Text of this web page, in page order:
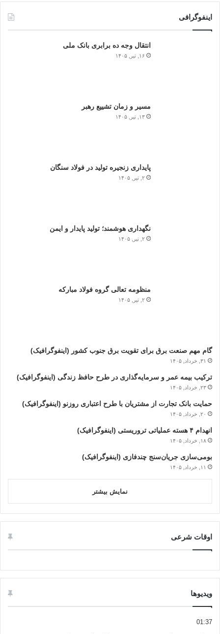
اینفوگرافی
انتقال وجه ده برابری بانک ملی
۱۶, تیر, ۱۴۰۵
مسیر و زمان تشییع رهبر
۱۳, تیر, ۱۴۰۵
پایداری زنجیره تولید در فولاد سنگان
۲, تیر, ۱۴۰۵
نگهداری هوشمند؛ تولید پایدار و ایمن
۲, تیر, ۱۴۰۵
منظومه تعالی گروه فولاد مبارکه
۲, تیر, ۱۴۰۵
گام مهم صنعت برق برای تقویت برق جنوب کشور (اینفوگرافیک)
۳۱, خرداد, ۱۴۰۵
ترکیب بیمه عمر و سرمایه‌گذاری در طرح حافظ زندگی (اینفوگرافیک)
۲۳, خرداد, ۱۴۰۵
حمایت بانک تجارت از مشتریان با طرح اعتباری روزنو (اینفوگرافیک)
۲۰, خرداد, ۱۴۰۵
انهدام ۴ هسته عملیاتی تروریستی (اینفوگرافیک)
۱۸, خرداد, ۱۴۰۵
بومی‌سازی جریان‌سنج چندفازی (اینفوگرافیک)
۱۱, خرداد, ۱۴۰۵
نمایش بیشتر
اوقات شرعی
ویدیوها
01:37